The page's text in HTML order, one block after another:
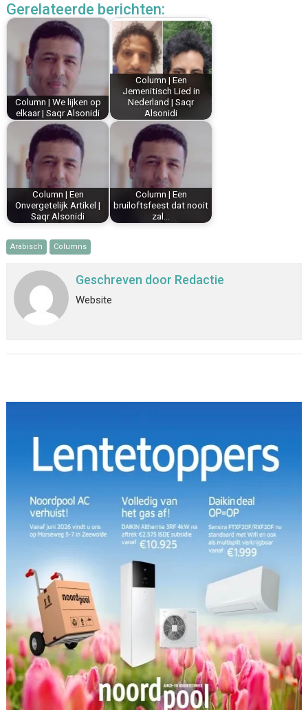
e
o
o
k
t
e
r
e
s
t
k
i
t
s
A
p
p
e
n
Gerelateerde berichten:
Column | We lijken op
elkaar | Saqr Alsonidi
Column | Een
Jemenitisch Lied in
Nederland | Saqr
Alsonidi
Column | Een
Onvergetelijk Artikel |
Saqr Alsonidi
Column | Een
bruiloftsfeest dat nooit
zal…
Arabisch Columns
Geschreven door Redactie
Website